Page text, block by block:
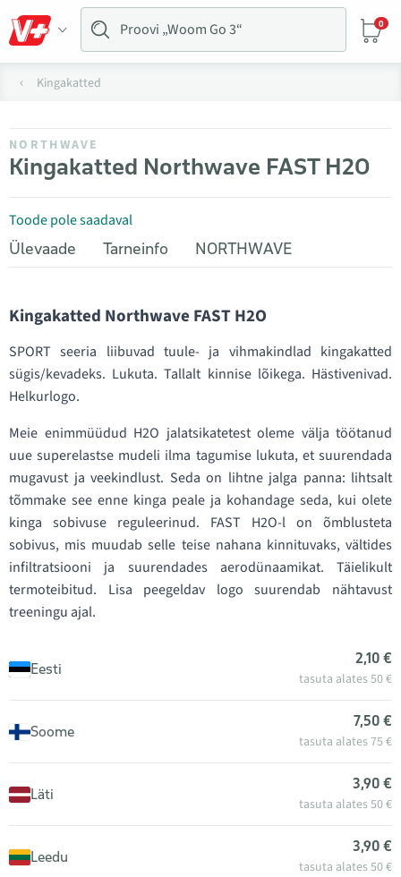
0
Kingakatted
NORTHWAVE
Kingakatted Northwave FAST H2O
Toode pole saadaval
Ülevaade
Tarneinfo NORTHWAVE
Kingakatted Northwave FAST H2O
SPORT seeria liibuvad tuule- ja vihmakindlad kingakatted
sügis/kevadeks. Lukuta. Tallalt kinnise lõikega. Hästivenivad.
Helkurlogo.
Meie enimmüüdud H2O jalatsikatetest oleme välja töötanud
uue superelastse mudeli ilma tagumise lukuta, et suurendada
mugavust ja veekindlust. Seda on lihtne jalga panna: lihtsalt
tõmmake see enne kinga peale ja kohandage seda, kui olete
kinga sobivuse reguleerinud. FAST H2O-l on õmblusteta
sobivus, mis muudab selle teise nahana kinnituvaks, vältides
infiltratsiooni ja suurendades aerodünaamikat. Täielikult
termoteibitud. Lisa peegeldav logo suurendab nähtavust
treeningu ajal.
Eesti
2,10 €
tasuta alates 50 €
Soome
7,50 €
tasuta alates 75 €
Läti
3,90 €
tasuta alates 50 €
Leedu
3,90 €
tasuta alates 50 €